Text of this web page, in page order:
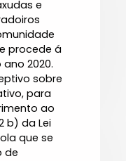
e
procede á
2020.
sobre
para
ao
b) da Lei
que se
de